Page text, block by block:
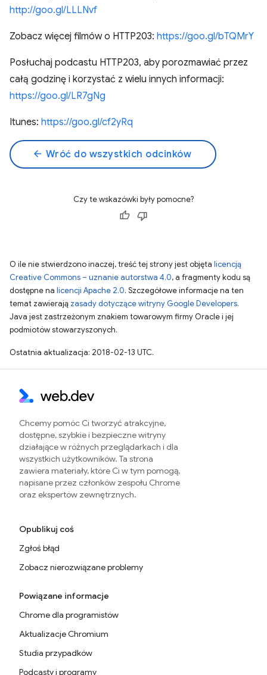
http://goo.gl/LLLNvf
Zobacz więcej filmów o HTTP203: https://goo.gl/bTQMrY
Posłuchaj podcastu HTTP203, aby porozmawiać przez
całą godzinę i korzystać z wielu innych informacji:
https://goo.gl/LR7gNg
Itunes: https://goo.gl/cf2yRq
arrow_back Wróć do wszystkich odcinków
Czy te wskazówki były pomocne?
O ile nie stwierdzono inaczej, treść tej strony jest objęta licencją
Creative Commons – uznanie autorstwa 4.0, a fragmenty kodu są
dostępne na licencji Apache 2.0. Szczegółowe informacje na ten
temat zawierają zasady dotyczące witryny Google Developers.
Java jest zastrzeżonym znakiem towarowym firmy Oracle i jej
podmiotów stowarzyszonych.
Ostatnia aktualizacja: 2018-02-13 UTC.
Chcemy pomóc Ci tworzyć atrakcyjne,
dostępne, szybkie i bezpieczne witryny
działające w różnych przeglądarkach i dla
wszystkich użytkowników. Ta strona
zawiera materiały, które Ci w tym pomogą,
napisane przez członków zespołu Chrome
oraz ekspertów zewnętrznych.
Opublikuj coś
Zgłoś błąd
Zobacz nierozwiązane problemy
Powiązane informacje
Chrome dla programistów
Aktualizacje Chromium
Studia przypadków
Podcasty i programy